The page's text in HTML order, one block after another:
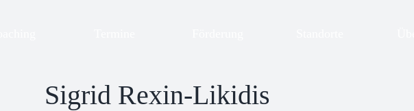
Sigrid Rexin-Likidis